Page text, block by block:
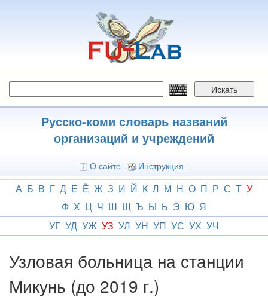
Искать
Русско-коми словарь названий
организаций и учреждений
О сайте Инструкция
А Б В Г Д Е Ё Ж З И Й К Л М Н О П Р С Т У
Ф Х Ц Ч Ш Щ Ъ Ы Ь Э Ю Я
УГ УД УЖ УЗ УЛ УН УП УС УХ УЧ
Узловая больница на станции
Микунь (до 2019 г.)